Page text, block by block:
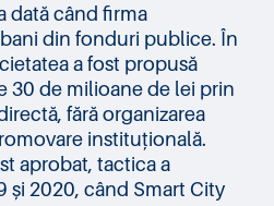
dată când firma
din fonduri publice. În
a fost propusă
30 de milioane de lei prin
fără organizarea
instituțională.
aprobat, tactica a
și 2020, când Smart City